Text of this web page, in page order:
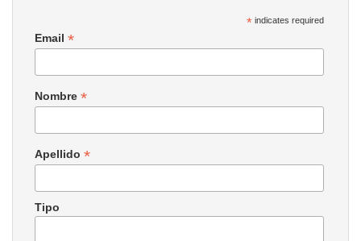
* indicates required
Email *
Nombre *
Apellido *
Tipo